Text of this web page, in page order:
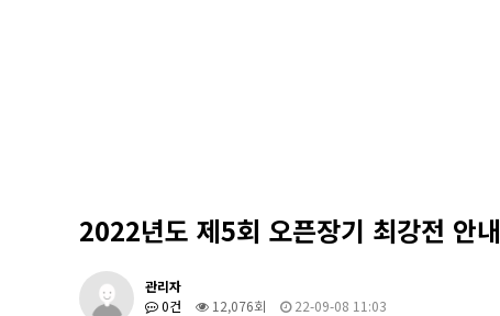
2022년도 제5회 오픈장기 최강전 안내
관리자
0건
12,076회 22-09-08 11:03